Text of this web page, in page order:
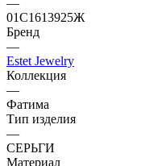
01С1613925Ж
Бренд
—
Estet Jewelry
Коллекция
—
Фатима
Тип изделия
—
СЕРЬГИ
Материал